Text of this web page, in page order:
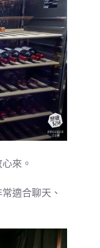
來。
適合聊天、